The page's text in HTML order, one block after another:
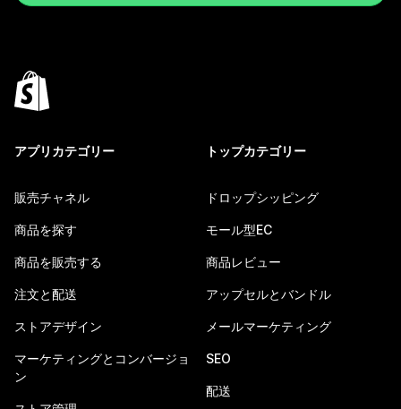
アプリカテゴリー
販売チャネル
商品を探す
商品を販売する
注文と配送
ストアデザイン
マーケティングとコンバージョ
ン
トップカテゴリー
ドロップシッピング
モール型EC
商品レビュー
アップセルとバンドル
メールマーケティング
SEO
配送